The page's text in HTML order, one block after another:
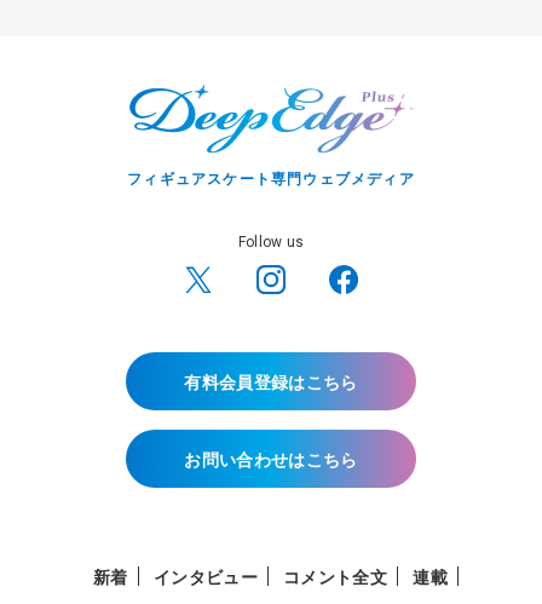
フィギュアスケート専門ウェブメディア
Follow us
有料会員登録はこちら
お問い合わせはこちら
新着 インタビュー コメント全文
連載